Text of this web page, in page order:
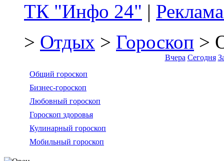
ТК "Инфо 24" |
> Отдых > Гороскоп >
Вчера Сегодня
Общий гороскоп
Бизнес-гороскоп
Любовный гороскоп
Гороскоп здоровья
Кулинарный гороскоп
Мобильный гороскоп